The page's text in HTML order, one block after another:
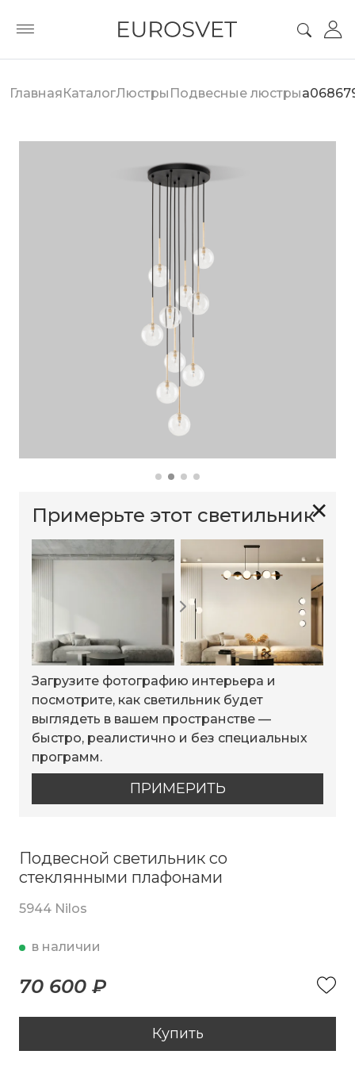
ГлавнаяКаталогЛюстры Подвесные люстры
✕
Примерьте этот светильник
Загрузите фотографию интерьера и
посмотрите, как светильник будет
выглядеть в вашем пространстве —
быстро, реалистично и без специальных
программ.
ПРИМЕРИТЬ
Подвесной светильник со
стеклянными плафонами
5944 Nilos
в наличии
70 600 ₽
Купить